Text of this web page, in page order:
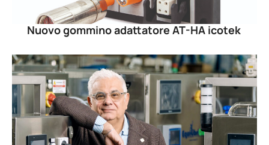
Nuovo gommino adattatore AT-HA icotek